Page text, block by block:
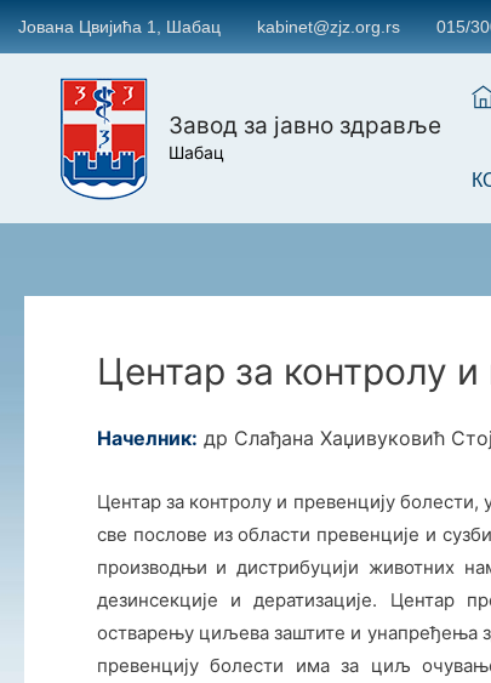
Јована Цвијића 1, Шабац kabinet@zjz.org.rs 015/
Завод за јавно здравље
Шабац
Центар за контролу
Начелник: др Слађана Хаџивуковић
Центар за контролу и превенцију
све послове из области превенције и
производњи и дистрибуцији животних
дезинсекције и дератизације. Центар
остварењу циљева заштите и унапређења
превенцију болести има за циљ